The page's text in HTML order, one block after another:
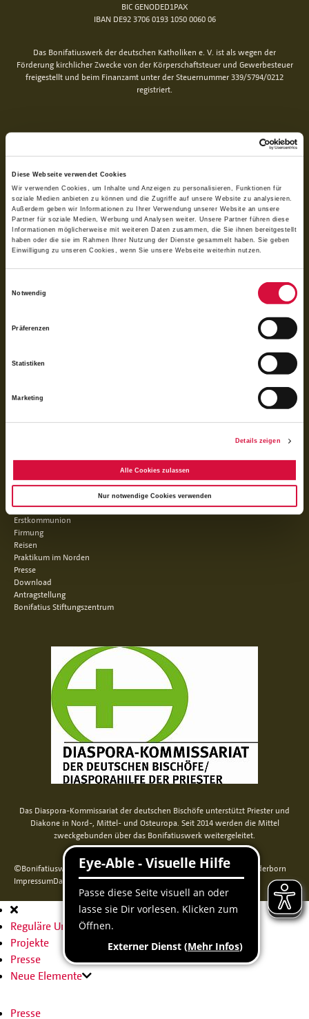
Diese Webseite verwendet Cookies
Wir verwenden Cookies, um Inhalte und Anzeigen zu personalisieren, Funktionen für
soziale Medien anbieten zu können und die Zugriffe auf unsere Website zu analysieren.
Außerdem geben wir Informationen zu Ihrer Verwendung unserer Website an unsere
Partner für soziale Medien, Werbung und Analysen weiter. Unsere Partner führen diese
Informationen möglicherweise mit weiteren Daten zusammen, die Sie ihnen bereitgestellt
haben oder die sie im Rahmen Ihrer Nutzung der Dienste gesammelt haben. Sie geben
Einwilligung zu unseren Cookies, wenn Sie unsere Webseite weiterhin nutzen.
Notwendig
Präferenzen
Statistiken
Marketing
Details zeigen
Alle Cookies zulassen
Nur notwendige Cookies verwenden
BIC GENODED1PAX
IBAN DE92 3706 0193 1050 0060 06
Das Bonifatiuswerk der deutschen Katholiken e. V. ist als wegen der
Förderung kirchlicher Zwecke von der Körperschaftsteuer und Gewerbesteuer
freigestellt und beim Finanzamt unter der Steuernummer 339/5794/0212
registriert.
FacebookInstagramYoutube
QUICKLINKS
Erstkommunion
Firmung
Reisen
Praktikum im Norden
Presse
Download
Antragstellung
Bonifatius Stiftungszentrum
Das Diaspora-Kommissariat der deutschen Bischöfe unterstützt Priester und
Diakone in Nord-, Mittel- und Osteuropa. Seit 2014 werden die Mittel
zweckgebunden über das Bonifatiuswerk weitergeleitet.
©Bonifatiuswerk der deutschen Katholiken e. V., Kamp 22, 33098 Paderborn
ImpressumDatenschutzCookie-ErklärungSitemap
Hauptnavigation
Reguläre Unterseite
Projekte
Presse
Neue Elemente
Presse